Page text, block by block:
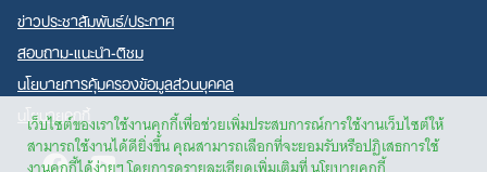
เว็บไซต์ของเราใช้งานคุกกี้เพื่อช่วยเพิ่มประสบการณ์การใช้งานเว็บไซต์ให้
สามารถใช้งานได้ดียิ่งขึ้น คุณสามารถเลือกที่จะยอมรับหรือปฏิเสธการใช้
ข่าวประชาสัมพันธ์/ประกาศ
สอบถาม-แนะนำ-ติชม
นโยบายการคุ้มครองข้อมูลส่วนบุคคล
นโยบายคุกกี้